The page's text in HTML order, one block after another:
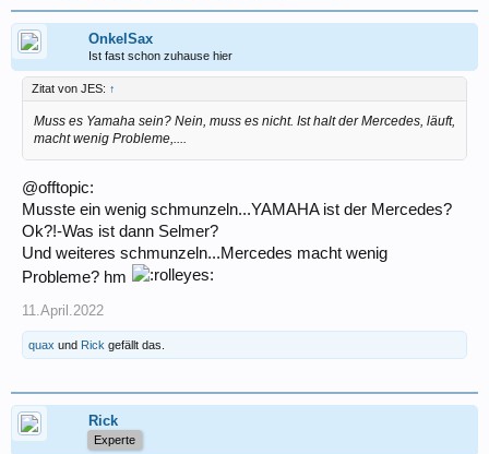
OnkelSax
Ist fast schon zuhause hier
Zitat von JES: ↑
Muss es Yamaha sein? Nein, muss es nicht. Ist halt der Mercedes, läuft,
macht wenig Probleme,....
@offtopic:
Musste ein wenig schmunzeln...YAMAHA ist der Mercedes?
Ok?!-Was ist dann Selmer?
Und weiteres schmunzeln...Mercedes macht wenig
Probleme? hm
11.April.2022
quax und Rick gefällt das.
Rick
Experte